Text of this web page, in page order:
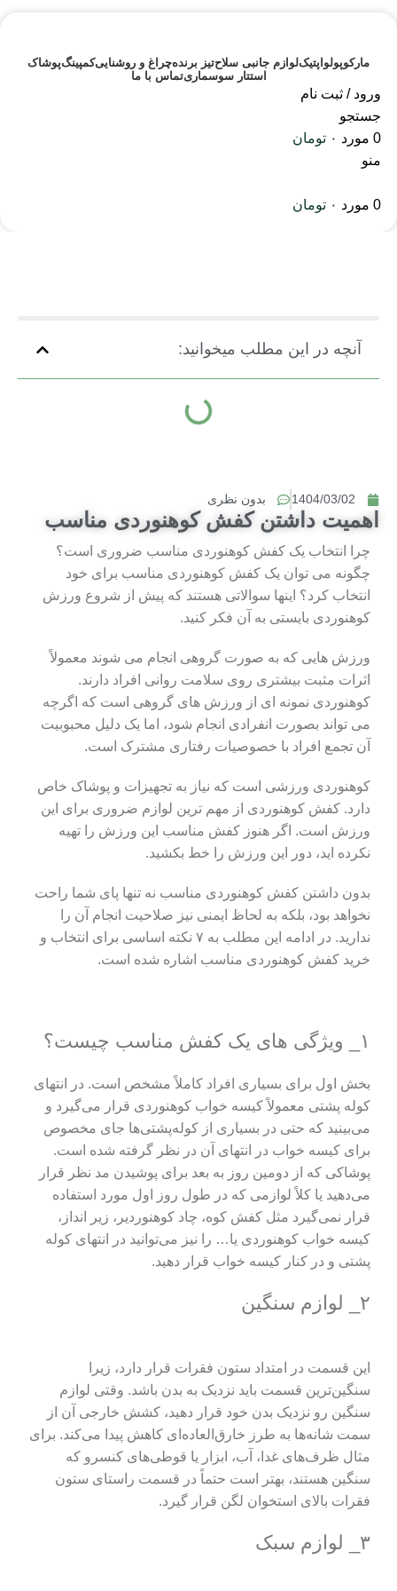
مارکوپولو اپتیکلوازم جانبی سلاحتیز برندهچراغ و روشناییکمپینگپوشاک
استتار سوسماریتماس با ما
ورود / ثبت نام
جستجو
0 مورد ۰ تومان
منو
0 مورد ۰ تومان
1404/03/02 بدون نظری
اهمیت داشتن کفش کوهنوردی مناسب
چرا انتخاب یک کفش کوهنوردی مناسب ضروری است؟
چگونه می توان یک کفش کوهنوردی مناسب برای خود
انتخاب کرد؟ اینها سوالاتی هستند که پیش از شروع ورزش
کوهنوردی بایستی به آن فکر کنید.
ورزش هایی که به صورت گروهی انجام می شوند معمولاً
اثرات مثبت بیشتری روی سلامت روانی افراد دارند.
کوهنوردی نمونه ای از ورزش های گروهی است که اگرچه
می تواند بصورت انفرادی انجام شود، اما یک دلیل محبوبیت
آن تجمع افراد با خصوصیات رفتاری مشترک است.
کوهنوردی ورزشی است که نیاز به تجهیزات و پوشاک خاص
دارد. کفش کوهنوردی از مهم ترین لوازم ضروری برای این
ورزش است. اگر هنوز کفش مناسب این ورزش را تهیه
نکرده اید، دور این ورزش را خط بکشید.
بدون داشتن کفش کوهنوردی مناسب نه تنها پای شما راحت
نخواهد بود، بلکه به لحاظ ایمنی نیز صلاحیت انجام آن را
ندارید. در ادامه این مطلب به ۷ نکته اساسی برای انتخاب و
خرید کفش کوهنوردی مناسب اشاره شده است.
۱_ ویژگی های یک کفش مناسب چیست؟
بخش اول برای بسیاری افراد کاملاً مشخص است. در انتهای
کوله‌ پشتی معمولاً کیسه‌ خواب کوهنوردی قرار می‌گیرد و
می‌بینید که حتی در بسیاری از کوله‌پشتی‌ها جای مخصوص
برای کیسه‌ خواب در انتهای آن در نظر گرفته شده است.
پوشاکی که از دومین روز به بعد برای پوشیدن مد نظر قرار
می‌دهید یا کلاً لوازمی که در طول روز اول مورد استفاده
قرار نمی‌گیرد مثل کفش کوه، چاد کوهنوردیر، زیر انداز،
کیسه خواب کوهنوردی یا… را نیز می‌توانید در انتهای کوله
پشتی و در کنار کیسه‌ خواب قرار دهید.
۲_ لوازم سنگین
این قسمت در امتداد ستون فقرات قرار دارد، زیرا
سنگین‌ترین قسمت باید نزدیک به بدن باشد. وقتی لوازم
سنگین رو نزدیک بدن خود قرار دهید، کشش خارجی آن از
سمت شانه‌ها به طرز خارق‌العاده‌ای کاهش پیدا می‌کند. برای
مثال ظرف‌های غدا، آب، ابزار یا قوطی‌های کنسرو که
سنگین هستند، بهتر است حتماً در قسمت راستای ستون
فقرات بالای استخوان لگن قرار گیرد.
۳_ لوازم سبک
آنچه در این مطلب میخوانید: